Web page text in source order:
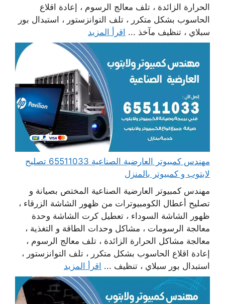
الحرارة الزائدة ، تلف معالج الرسوم ، إعادة اقلاع
الحاسوب بشكل متكرر ، تلف التوانزستور ، استبدال بور
سبلاي ، تنظيف مآخذ ... اقرأ المزيد
مهندس كمبيوتر العارضية الصناعية 65511033 تصليح
لابتوب و كمبيوتر بالمنزل
مهندس كمبيوتر العارضية الصناعية المختص بصيانة و
تصليح أعطال الكومبيوترات من ظهور الشاشة الزرقاء ،
ظهور الشاشة السوداء ، تعطيل كرت الشاشة وحدة
معالجة الرسومات ، مشاكل وحدات الطاقة و التغذية ،
معالجة مشاكل الحرارة الزائدة ، تلف معالج الرسوم ،
إعادة اقلاع الحاسوب بشكل متكرر ، تلف التوانزستور ،
استبدال بور سبلاي ، تنظيف ... اقرأ المزيد